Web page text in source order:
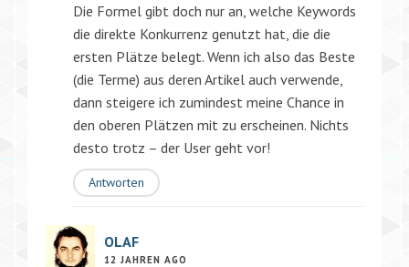
Die Formel gibt doch nur an, welche Keywords
die direkte Konkurrenz genutzt hat, die die
ersten Plätze belegt. Wenn ich also das Beste
(die Terme) aus deren Artikel auch verwende,
dann steigere ich zumindest meine Chance in
den oberen Plätzen mit zu erscheinen. Nichts
desto trotz – der User geht vor!
Antworten
OLAF
12 JAHREN AGO